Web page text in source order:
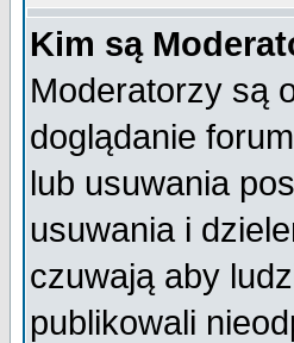
Kim są
Moderatorzy są
doglądanie
lub usuwania
usuwania i
czuwają aby
publikowali